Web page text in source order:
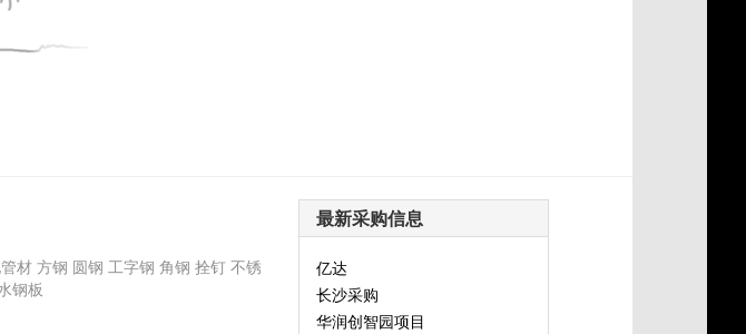
材 方钢 圆钢 工字钢 角钢 拴钉 不锈
钢板
最新采购信息
亿达
长沙采购
华润创智园项目